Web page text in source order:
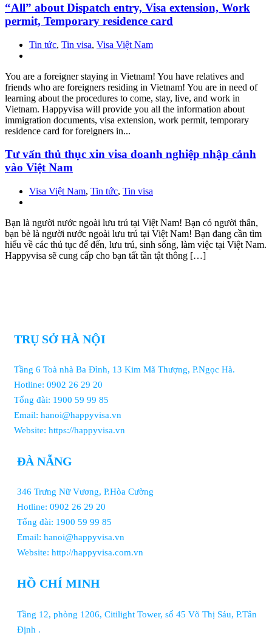
“All” about Dispatch entry, Visa extension, Work
permit, Temporary residence card
Tin tức, Tin visa, Visa Việt Nam
You are a foreigner staying in Vietnam! You have relatives and
friends who are foreigners residing in Vietnam! You are in need of
learning about the procedures to come, stay, live, and work in
Vietnam. Happyvisa will provide you all the information about
immigration documents, visa extension, work permit, temporary
residence card for foreigners in...
Tư vấn thủ thục xin visa doanh nghiệp nhập cảnh
vào Việt Nam
Visa Việt Nam, Tin tức, Tin visa
Bạn là người nước ngoài lưu trú tại Việt Nam! Bạn có người thân,
bạn bè là người nước ngoài lưu trú tại Việt Nam! Bạn đang cần tìm
hiểu về các thủ tục để đến, lưu trú, sinh sống, làm việc tại Việt Nam.
Happyvisa sẽ cung cấp cho bạn tất tần tật thông […]
TRỤ SỞ HÀ NỘI
Tầng 6 Toà nhà Ba Đình, 13 Kim Mã Thượng, P.Ngọc Hà.
Hotline: 0902 26 29 20
Tổng đài: 1900 59 99 85
Email: hanoi@happyvisa.vn
Website: https://happyvisa.vn
ĐÀ NẴNG
346 Trưng Nữ Vương, P.Hòa Cường
Hotline: 0902 26 29 20
Tổng đài: 1900 59 99 85
Email: hanoi@happyvisa.vn
Website: http://happyvisa.com.vn
HỒ CHÍ MINH
Tầng 12, phòng 1206, Citilight Tower, số 45 Võ Thị Sáu, P.Tân
Định .